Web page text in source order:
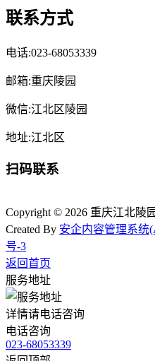
联系方式
电话:023-68053339
邮箱:重庆陵园
微信:江北区陵园
地址:江北区
扫码联系
Copyright © 2026 重庆江北陵
Created By 安企内容管理系统
号-3
返回首页
服务地址
详情请电话咨询
电话咨询
023-68053339